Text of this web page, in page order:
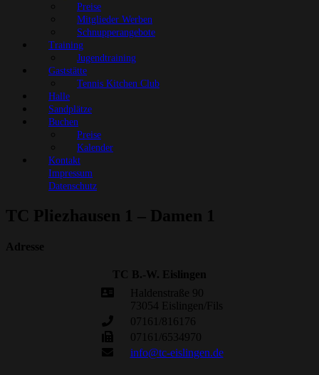
Preise
Mitglieder Werben
Schnupperangebote
Training
Jugendtraining
Gaststätte
Tennis Kitchen Club
Halle
Sandplätze
Buchen
Preise
Kalender
Kontakt
Impressum
Datenschutz
TC Pliezhausen 1 – Damen 1
Adresse
TC B.-W. Eislingen
Haldenstraße 90
73054 Eislingen/Fils
07161/816176
07161/6534970
info@tc-eislingen.de